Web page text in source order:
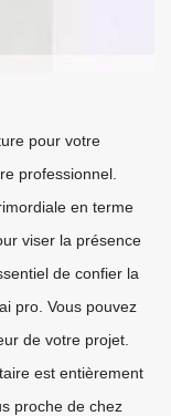
pour votre
professionnel.
en terme
viser la présence
de confier la
pro. Vous pouvez
de votre projet.
est entièrement
proche de chez